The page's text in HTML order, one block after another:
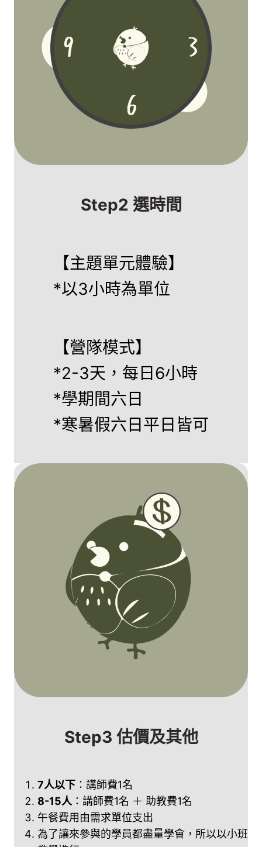
Step2 選時間
【主題單元體驗】
*以3小時為單位
【營隊模式】
*2-3天，每日6小時
*學期間六日
*寒暑假六日平日皆可
Step3 估價及其他
7人以下 ：講師費1名
8-15人 ：講師費1名 ＋ 助教費1名
午餐費用由需求單位支出
為了讓來參與的學員都盡量學會，所以以小班